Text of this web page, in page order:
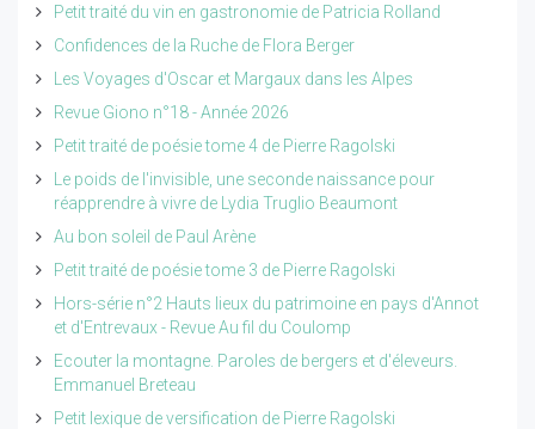
Petit traité du vin en gastronomie de Patricia Rolland
Confidences de la Ruche de Flora Berger
Les Voyages d'Oscar et Margaux dans les Alpes
Revue Giono n°18 - Année 2026
Petit traité de poésie tome 4 de Pierre Ragolski
Le poids de l'invisible, une seconde naissance pour
réapprendre à vivre de Lydia Truglio Beaumont
Au bon soleil de Paul Arène
Petit traité de poésie tome 3 de Pierre Ragolski
Hors-série n°2 Hauts lieux du patrimoine en pays d'Annot
et d'Entrevaux - Revue Au fil du Coulomp
Ecouter la montagne. Paroles de bergers et d'éleveurs.
Emmanuel Breteau
Petit lexique de versification de Pierre Ragolski